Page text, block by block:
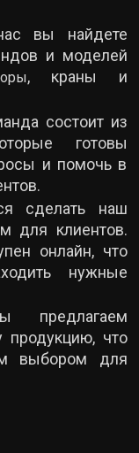
вы найдете
и моделей
, краны и
состоит из
готовы
и помочь в
сделать наш
для клиентов.
онлайн, что
нужные
что
выбором для